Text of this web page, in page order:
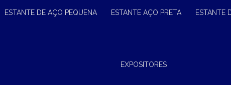
ESTANTE DE AÇO PEQUENA ESTANTE AÇO PRETA ESTANTE
EXPOSITORES